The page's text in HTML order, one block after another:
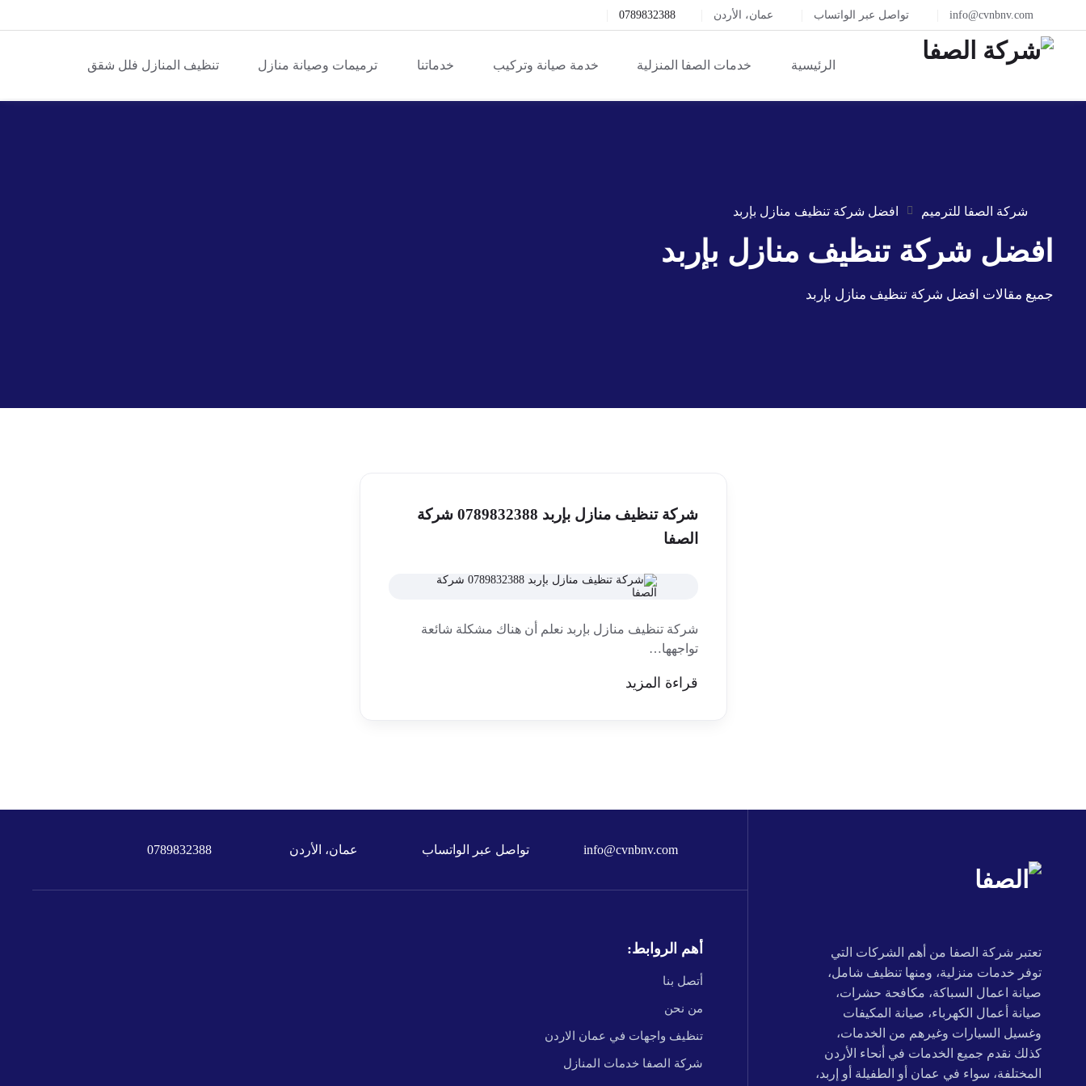
info@cvnbnv.com تواصل عبر الواتساب عمان، الأردن 0789832388
الرئيسية خدمات الصفا المنزلية خدمة صيانة وتركيب خدماتنا ترميمات وصيانة منازل تنظيف المنازل فلل شقق
شركة الصفا للترميم افضل شركة تنظيف منازل بإربد
افضل شركة تنظيف منازل بإربد
جميع مقالات افضل شركة تنظيف منازل بإربد
شركة تنظيف منازل بإربد 0789832388 شركة
الصفا
شركة تنظيف منازل بإربد نعلم أن هناك مشكلة شائعة
تواجهها…
قراءة المزيد
تعتبر شركة الصفا من أهم الشركات التي
توفر خدمات منزلية، ومنها تنظيف شامل،
صيانة اعمال السباكة، مكافحة حشرات،
صيانة أعمال الكهرباء، صيانة المكيفات
وغسيل السيارات وغيرهم من الخدمات،
كذلك نقدم جميع الخدمات في أنحاء الأردن
المختلفة، سواء في عمان أو الطفيلة أو إربد،
info@cvnbnv.com تواصل عبر الواتساب عمان، الأردن 0789832388
أهم الروابط:
أتصل بنا
من نحن
تنظيف واجهات في عمان الاردن
شركة الصفا خدمات المنازل